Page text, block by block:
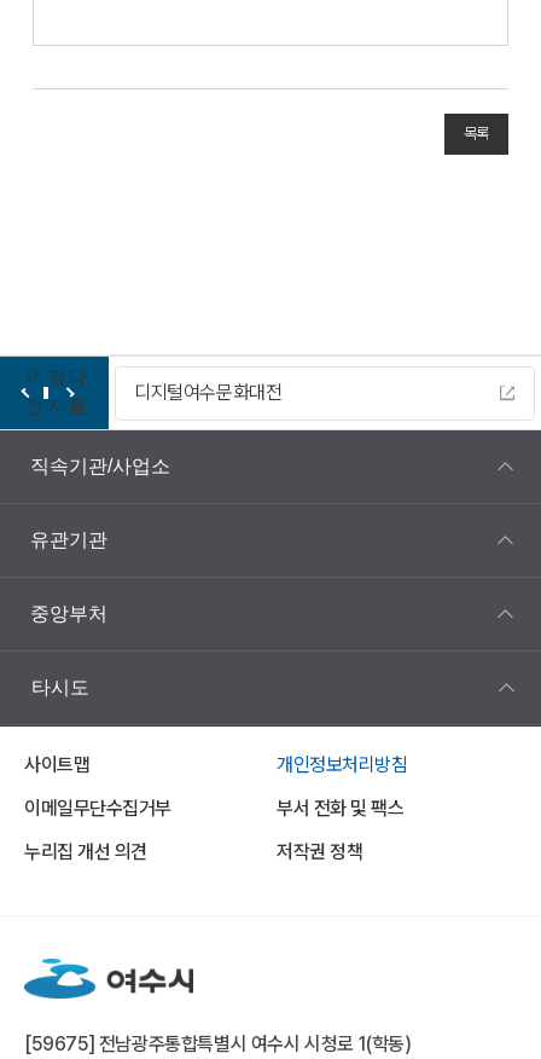
목록
이
전
정
지
다
음
디지털여수문화대전
직속기관/사업소
유관기관
중앙부처
타시도
사이트맵
개인정보처리방침
이메일무단수집거부
부서 전화 및 팩스
누리집 개선 의견
저작권 정책
[59675] 전남광주통합특별시 여수시 시청로 1(학동)